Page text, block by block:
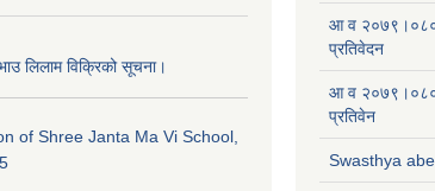
लिलाम विक्रिको सूचना।
of Shree Janta Ma Vi School,
आ व २०७९।०८०
प्रतिवेदन
आ व २०७९।०८०
प्रतिवेन
Swasthya